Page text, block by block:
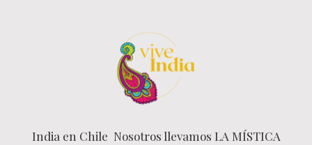
India en Chile Nosotros llevamos LA MÍSTICA